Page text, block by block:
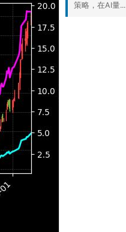
策略，在AI量...